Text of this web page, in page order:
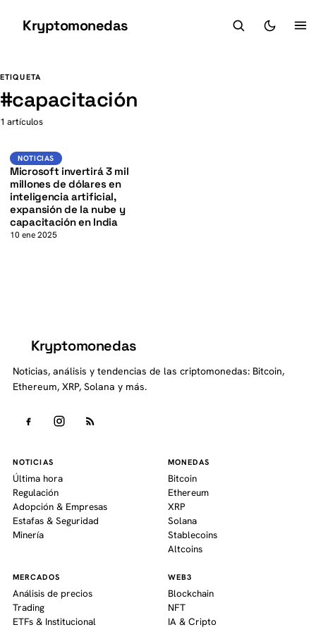
Kryptomonedas
ETIQUETA
#capacitación
1 artículos
Noticias
K
NOTICIAS
Microsoft invertirá 3 mil
millones de dólares en
inteligencia artificial,
expansión de la nube y
capacitación en India
10 ene 2025
Kryptomonedas
Noticias, análisis y tendencias de las criptomonedas: Bitcoin,
Ethereum, XRP, Solana y más.
NOTICIAS
Última hora
Regulación
Adopción & Empresas
Estafas & Seguridad
Minería
MONEDAS
Bitcoin
Ethereum
XRP
Solana
Stablecoins
Altcoins
MERCADOS
Análisis de precios
Trading
ETFs & Institucional
WEB3
Blockchain
NFT
IA & Cripto